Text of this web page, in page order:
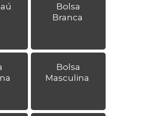
Bolsa
Branca
Bolsa
Masculina